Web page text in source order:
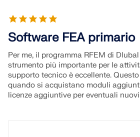
Software FEA primario
Per me, il programma RFEM di
strumento più importante per le
supporto tecnico è eccellente.
quando si acquistano moduli
licenze aggiuntive per eventuali